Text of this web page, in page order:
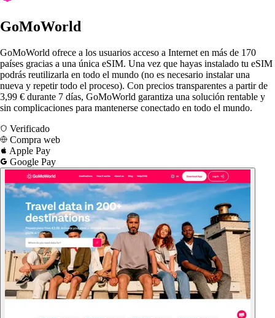
GoMoWorld
GoMoWorld ofrece a los usuarios acceso a Internet en más de 170
países gracias a una única eSIM. Una vez que hayas instalado tu eSIM
podrás reutilizarla en todo el mundo (no es necesario instalar una
nueva y repetir todo el proceso). Con precios transparentes a partir de
3,99 € durante 7 días, GoMoWorld garantiza una solución rentable y
sin complicaciones para mantenerse conectado en todo el mundo.
Verificado
Compra web
Apple Pay
Google Pay